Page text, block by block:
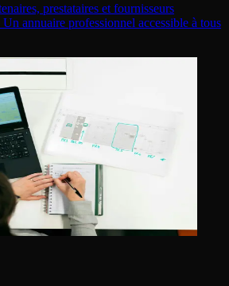
prestataires et fournisseurs
annuaire professionnel accessible à tous